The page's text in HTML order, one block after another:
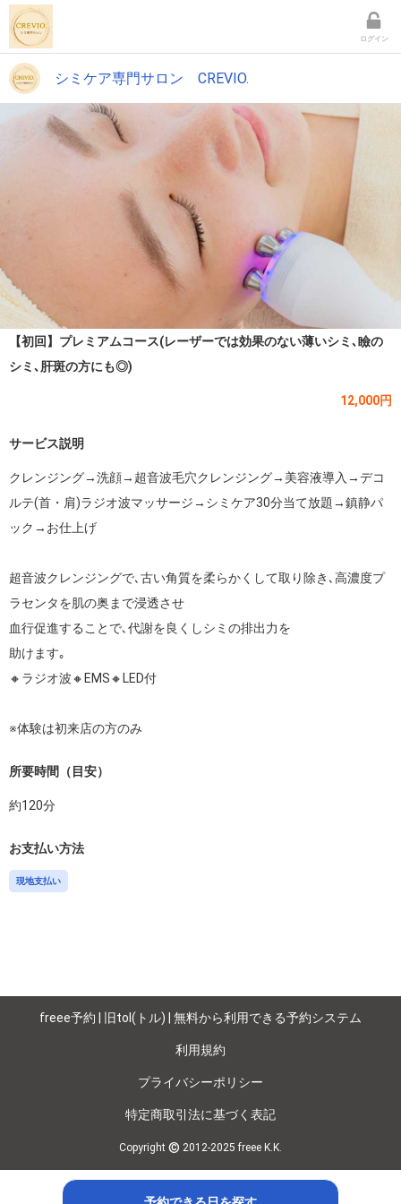
ログイン
シミケア専門サロン CREVIO.
【初回】プレミアムコース(レーザーでは効果のない薄いシミ､瞼の
シミ､肝斑の方にも◎)
12,000円
サービス説明
クレンジング→洗顔→超音波毛穴クレンジング→美容液導入→デコ
ルテ(首・肩)ラジオ波マッサージ→シミケア30分当て放題→鎮静パ
ック→お仕上げ
超音波クレンジングで､古い角質を柔らかくして取り除き､高濃度プ
ラセンタを肌の奥まで浸透させ
血行促進することで､代謝を良くしシミの排出力を
助けます｡
🔸ラジオ波🔸EMS🔸LED付
所要時間（目安）
約120分
お支払い方法
現地支払い
freee予約 | 旧tol(トル) | 無料から利用できる予約システム
利用規約
プライバシーポリシー
特定商取引法に基づく表記
Copyright © 2012-2025 freee K.K.